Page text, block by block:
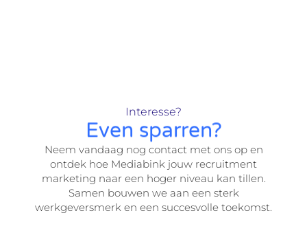
Interesse?
Even sparren?
Neem vandaag nog contact met ons op en
ontdek hoe Mediabink jouw recruitment
marketing naar een hoger niveau kan tillen.
Samen bouwen we aan een sterk
werkgeversmerk en een succesvolle toekomst.